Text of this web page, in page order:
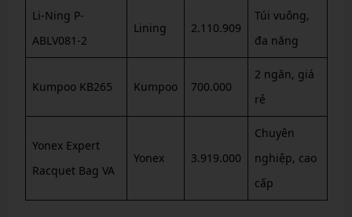
Li-Ning P-
ABLV081-2
Lining 2.110.909
Túi vuông,
đa năng
Kumpoo KB265 Kumpoo 700.000
2 ngăn, giá
rẻ
Yonex Expert
Racquet Bag VA
Yonex 3.919.000
Chuyên
nghiệp, cao
cấp